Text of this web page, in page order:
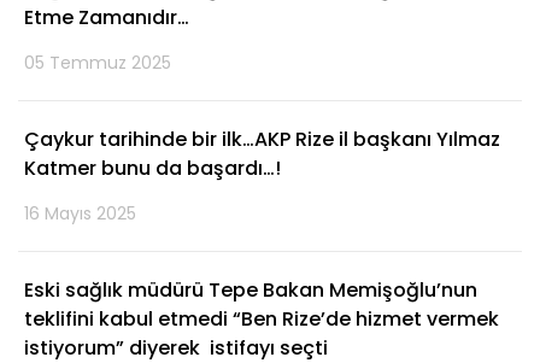
Etme Zamanıdır…
05 Temmuz 2025
Çaykur tarihinde bir ilk…AKP Rize il başkanı Yılmaz
Katmer bunu da başardı…!
16 Mayıs 2025
Eski sağlık müdürü Tepe Bakan Memişoğlu’nun
teklifini kabul etmedi “Ben Rize’de hizmet vermek
istiyorum” diyerek istifayı seçti